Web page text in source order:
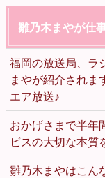
雛乃木まやが仕
福岡の放送局、ラ
まやが紹介されま
エア放送♪
おかげさまで半年
ビスの大切な本質
雛乃木まやはこん